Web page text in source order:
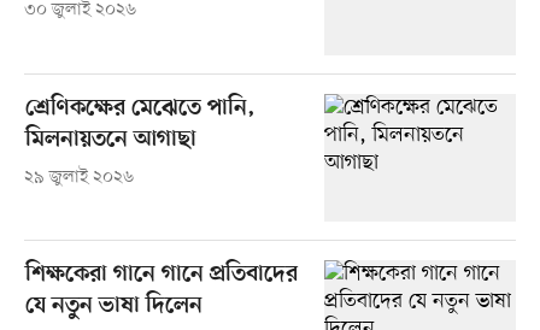
৩০ জুলাই ২০২৬
শ্রেণিকক্ষের মেঝেতে পানি,
মিলনায়তনে আগাছা
২৯ জুলাই ২০২৬
শিক্ষকেরা গানে গানে প্রতিবাদের
যে নতুন ভাষা দিলেন